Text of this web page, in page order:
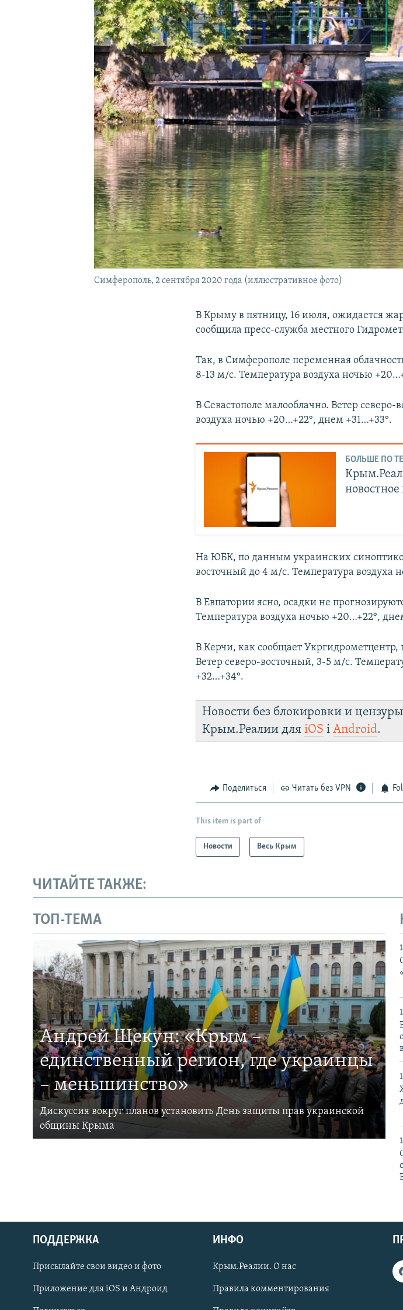
КРЫМ.НЕПОКОРЕННЫЙ
УКРАИНСКАЯ ПРОБЛЕМА КРЫМА
Українською
Qırımtatar
Симферополь, 2 сентября 2020 года (иллюстративное фото)
В Крыму в пятницу, 16 июля, ожидается
сообщила пресс-служба местного
Так, в Симферополе переменная
8-13 м/с. Температура воздуха ночью
В Севастополе малооблачно. Ветер
воздуха ночью +20…+22°, днем +31…+33°.
БОЛЬШЕ ПО
На ЮБК, по данным украинских
восточный до 4 м/с. Температура воздуха
В Евпатории ясно, осадки не
Температура воздуха ночью +20…+22°,
В Керчи, как сообщает Укргидрометцентр,
Ветер северо-восточный, 3-5 м/с.
+32…+34°.
Новости без блокировки и
Крым.Реалии дляiOS іAndroid.
Поделиться Читать без VPN
This item is part of
Новости Весь Крым
ЧИТАЙТЕ ТАКЖЕ:
ТОП-ТЕМА
Андрей Щекун: «Крым –
единственный регион, где украинцы
– меньшинство»
Дискуссия вокруг планов установить День защиты прав украинской
общины Крыма
ПОДДЕРЖКА
Присылайте свои видео и фото
Приложение для iOS и Андроид
ИНФО
Крым.Реалии. О нас
Правила комментирования